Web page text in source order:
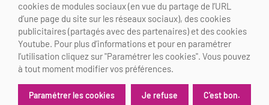
@Choose Paris Region
Mentions légales
Crédits Personnalisation des cookies
cookies de modules sociaux (en vue du partage de l’URL
d’une page du site sur les réseaux sociaux), des cookies
publicitaires (partagés avec des partenaires) et des cookies
Youtube. Pour plus d’informations et pour en paramétrer
l’utilisation cliquez sur "Paramétrer les cookies". Vous pouvez
à tout moment modifier vos préférences.
Paramétrer les cookies Je refuse C'est bon.